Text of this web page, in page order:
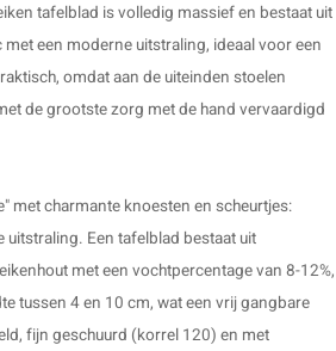
tafelblad is volledig massief en bestaat uit
met een moderne uitstraling, ideaal voor een
omdat aan de uiteinden stoelen
de grootste zorg met de hand vervaardigd
met charmante knoesten en scheurtjes:
uitstraling. Een tafelblad bestaat uit
met een vochtpercentage van 8-12%,
tussen 4 en 10 cm, wat een vrij gangbare
fijn geschuurd (korrel 120) en met